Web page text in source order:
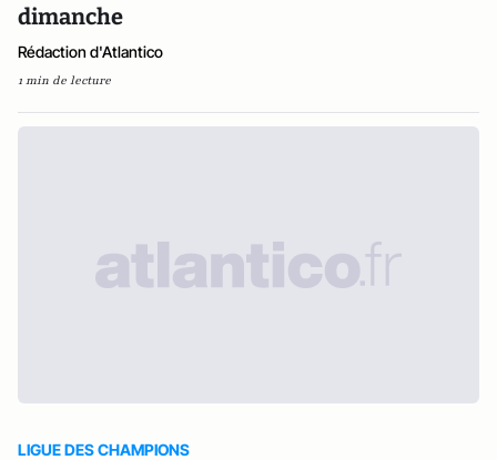
dimanche
Rédaction d'Atlantico
1 min de lecture
LIGUE DES CHAMPIONS